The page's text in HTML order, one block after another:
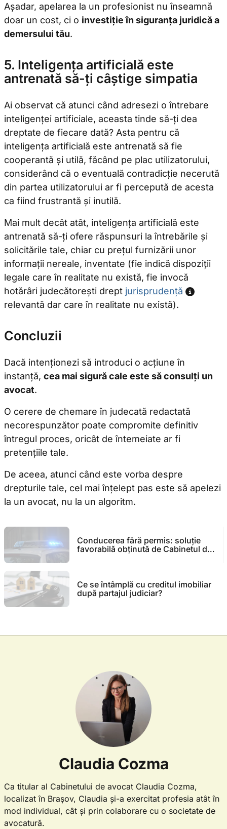
Așadar, apelarea la un profesionist nu înseamnă
doar un cost, ci o investiție în siguranța juridică a
demersului tău.
5. Inteligența artificială este
antrenată să-ți câștige simpatia
Ai observat că atunci când adresezi o întrebare
inteligenței artificiale, aceasta tinde să-ți dea
dreptate de fiecare dată? Asta pentru că
inteligența artificială este antrenată să fie
cooperantă și utilă, făcând pe plac utilizatorului,
considerând că o eventuală contradicție necerută
din partea utilizatorului ar fi percepută de acesta
ca fiind frustrantă și inutilă.
Mai mult decât atât, inteligența artificială este
antrenată să-ți ofere răspunsuri la întrebările și
solicitările tale, chiar cu prețul furnizării unor
informații nereale, inventate (fie indică dispoziții
legale care în realitate nu există, fie invocă
hotărâri judecătorești drept jurisprudență
relevantă dar care în realitate nu există).
Concluzii
Dacă intenționezi să introduci o acțiune în
instanță, cea mai sigură cale este să consulți un
avocat.
O cerere de chemare în judecată redactată
necorespunzător poate compromite definitiv
întregul proces, oricât de întemeiate ar fi
pretențiile tale.
De aceea, atunci când este vorba despre
drepturile tale, cel mai înțelept pas este să apelezi
la un avocat, nu la un algoritm.
Conducerea fără permis: soluție
favorabilă obținută de Cabinetul de
Ce se întâmplă cu creditul imobiliar
după partajul judiciar?
Claudia Cozma
Ca titular al Cabinetului de avocat Claudia Cozma,
localizat în Brașov, Claudia și-a exercitat profesia atât în
mod individual, cât și prin colaborare cu o societate de
avocatură.